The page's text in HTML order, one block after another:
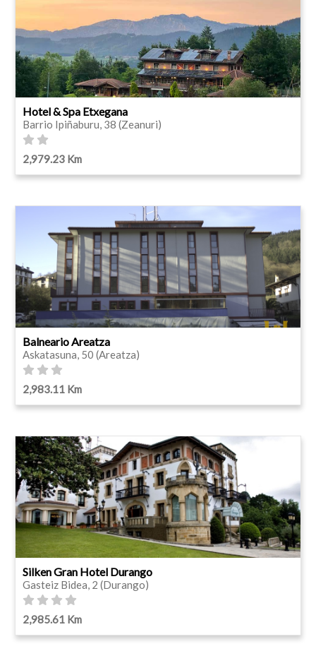
Hotel & Spa Etxegana
Barrio Ipiñaburu, 38 (Zeanuri)
2,979.23 Km
Balneario Areatza
Askatasuna, 50 (Areatza)
2,983.11 Km
Silken Gran Hotel Durango
Gasteiz Bidea, 2 (Durango)
2,985.61 Km